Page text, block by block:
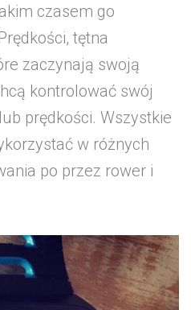
czasem go
tętna
zaczynają swoją
kontrolować swój
prędkości. Wszystkie
w różnych
po przez rower i